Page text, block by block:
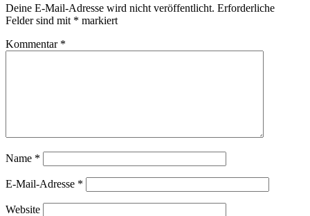
Deine E-Mail-Adresse wird nicht veröffentlicht. Erforderliche
Felder sind mit * markiert
Kommentar *
Name *
E-Mail-Adresse *
Website